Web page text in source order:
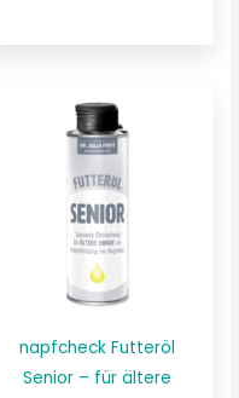
napfcheck Futteröl
Senior – für ältere